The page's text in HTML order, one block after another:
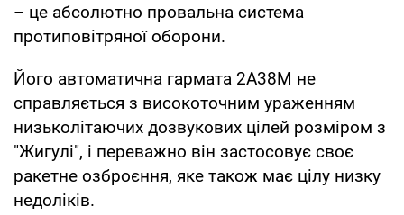
– це абсолютно провальна система
протиповітряної оборони.
Його автоматична гармата 2А38М не
справляється з високоточним ураженням
низьколітаючих дозвукових цілей розміром з
"Жигулі", і переважно він застосовує своє
ракетне озброєння, яке також має цілу низку
недоліків.